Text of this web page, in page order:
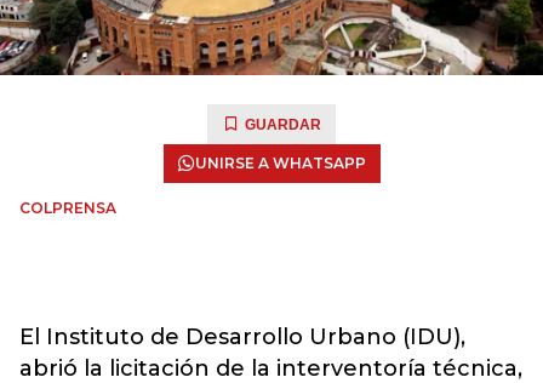
GUARDAR
UNIRSE A WHATSAPP
COLPRENSA
El Instituto de Desarrollo Urbano (IDU),
abrió la licitación de la interventoría técnica,